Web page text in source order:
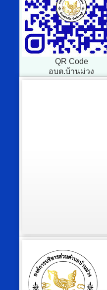
QR Code
อบต.บ้านม่วง